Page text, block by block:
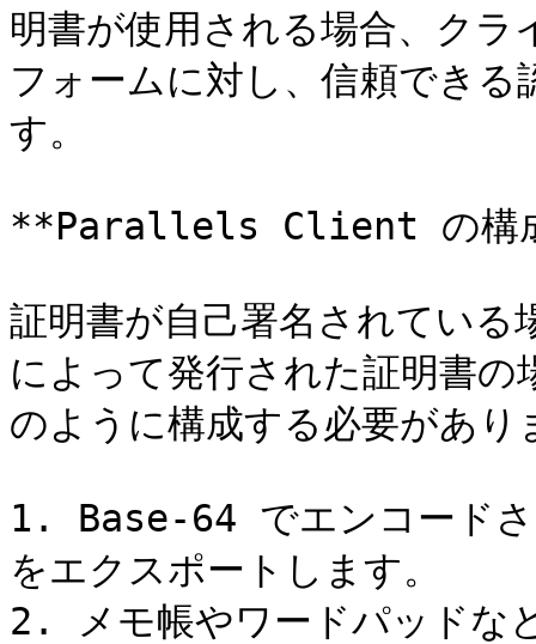
明書が使用される場合、ク
フォームに対し、信頼でき
す。
**Parallels Client の構
証明書が自己署名されてい
によって発行された証明
のように構成する必要があり
1. Base-64 でエンコードさ
をエクスポートします。
2. メモ帳やワードパッドな